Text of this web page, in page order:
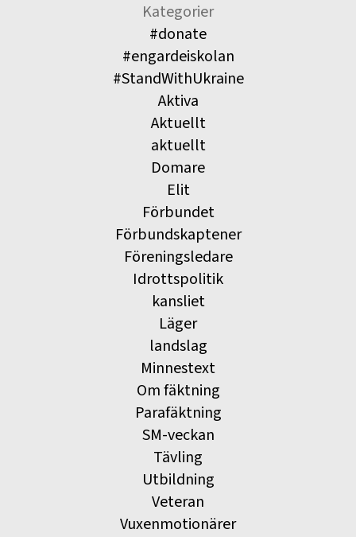
Kategorier
#donate
#engardeiskolan
#StandWithUkraine
Aktiva
Aktuellt
aktuellt
Domare
Elit
Förbundet
Förbundskaptener
Föreningsledare
Idrottspolitik
kansliet
Läger
landslag
Minnestext
Om fäktning
Parafäktning
SM-veckan
Tävling
Utbildning
Veteran
Vuxenmotionärer